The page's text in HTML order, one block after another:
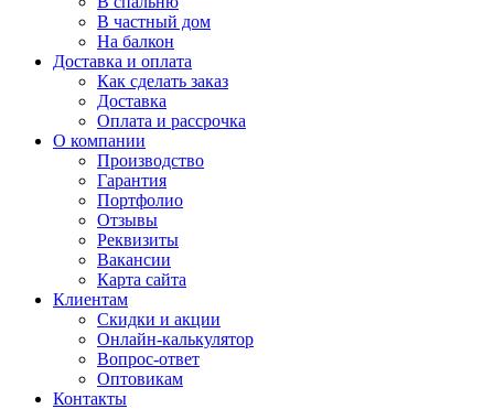
В частный дом
На балкон
Доставка и оплата
Как сделать заказ
Доставка
Оплата и рассрочка
О компании
Производство
Гарантия
Портфолио
Отзывы
Реквизиты
Вакансии
Карта сайта
Клиентам
Скидки и акции
Онлайн-калькулятор
Вопрос-ответ
Оптовикам
Контакты